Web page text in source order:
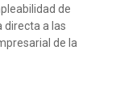
de
directa a las
de la